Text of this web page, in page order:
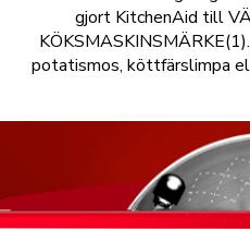
gjort KitchenAid till
potatismos, köttfärslimpa